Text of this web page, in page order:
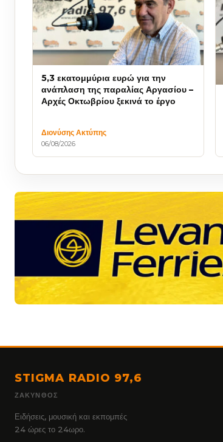
5,3 εκατομμύρια ευρώ για την
ανάπλαση της παραλίας Αργασίου –
Αρχές Οκτωβρίου ξεκινά το έργο
Διονύσης Ακτύπης
06/08/2026
STIGMA RADIO 97,6
ΖΆΚΥΝΘΟΣ
Ειδήσεις, μουσική και εκπομπές
24 ώρες το 24ωρο.